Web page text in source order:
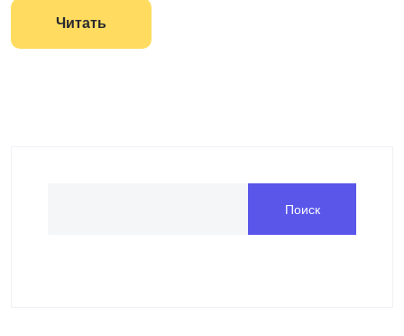
Читать
Поиск